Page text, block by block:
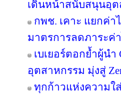
เดินหน้าสนับสนุนอุ
กพช. เคาะ แยกค่
มาตรการลดภาระค่
เบเยอร์ตอกย้ำผู้นำ
อุตสาหกรรม มุ่งสู่
ทุกก้าวแห่งความใ